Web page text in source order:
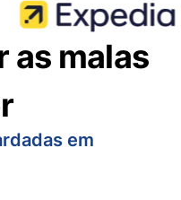
as malas
em